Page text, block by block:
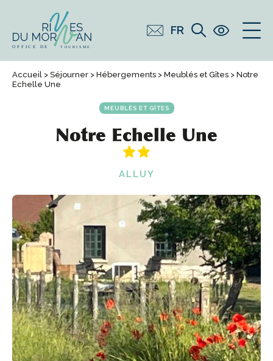
FR
Accueil > Séjourner > Hébergements > Meublés et Gîtes > Notre
Echelle Une
MEUBLÉS ET GÎTES
Notre Echelle Une
ALLUY